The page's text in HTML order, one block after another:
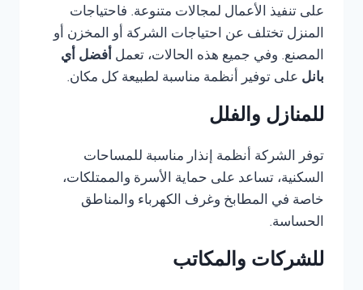
على تنفيذ الأعمال لمجالات متنوعة. فاحتياجات
المنزل تختلف عن احتياجات الشركة أو المخزن أو
المصنع. وفي جميع هذه الحالات، تعمل أفضل أي
بانل على توفير أنظمة مناسبة لطبيعة كل مكان.
للمنازل والفلل
توفر الشركة أنظمة إنذار مناسبة للمساحات
السكنية، تساعد على حماية الأسرة والممتلكات،
خاصة في المطابخ وغرف الكهرباء والمناطق
الحساسة.
للشركات والمكاتب